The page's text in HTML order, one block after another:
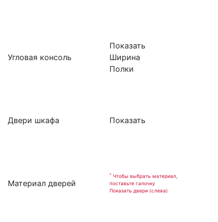
Угловая консоль
Двери шкафа
Материал дверей
Показать
Ширина
Полки
Показать
* Чтобы выбрать материал,
поставьте галочку
Показать двери (слева)